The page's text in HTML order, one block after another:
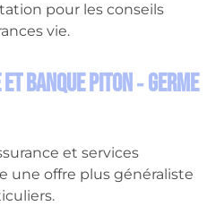
pour les conseils
vie.
Banque Piton ‑ Germe
et services
une offre plus généraliste